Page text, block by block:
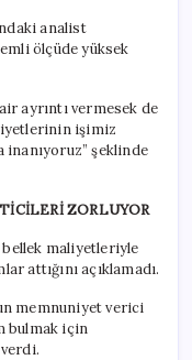
analist
ölçüde yüksek
ayrıntı vermesek de
işimiz
şeklinde
ZORLUYOR
bellek maliyetleriyle
attığını açıklamadı.
memnuniyet verici
bulmak için